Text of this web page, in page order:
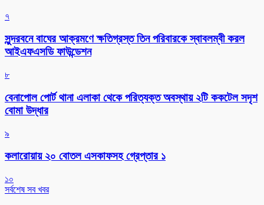
৭
সুন্দরবনে বাঘের আক্রমণে ক্ষতিগ্রস্ত তিন পরিবারকে স্বাবলম্বী করল
আইএফএসডি ফাউন্ডেশন
৮
বেনাপোল পোর্ট থানা এলাকা থেকে পরিত্যক্ত অবস্থায় ২টি ককটেল সদৃশ
বোমা উদ্ধার
৯
কলারোয়ায় ২০ বোতল এসকাফসহ গ্রেপ্তার ১
১০
সর্বশেষ সব খবর